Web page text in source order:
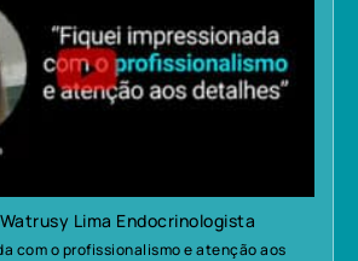
Lima Endocrinologista
com o profissionalismo e atenção aos